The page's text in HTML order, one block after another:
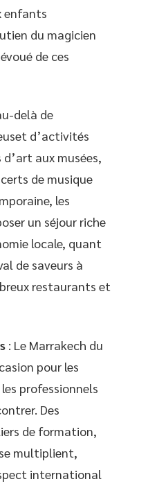
enfants
du magicien
de ces
delà de
d’activités
aux musées,
de musique
les
un séjour riche
locale, quant
de saveurs à
restaurants et
: Le Marrakech du
pour les
professionnels
Des
de formation,
multiplient,
international